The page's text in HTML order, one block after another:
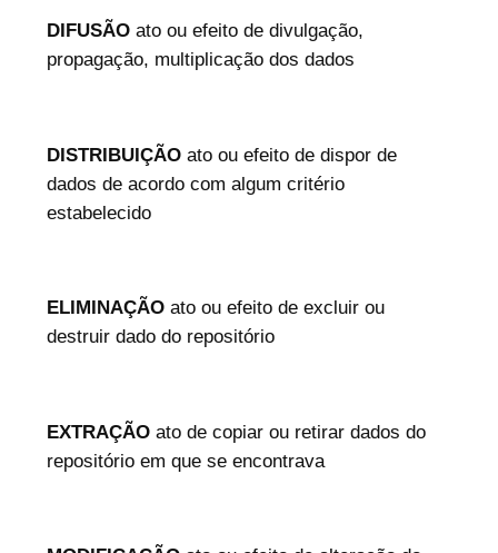
DIFUSÃOato ou efeito de divulgação,
propagação, multiplicação dos dados
DISTRIBUIÇÃOato ou efeito de dispor de
dados de acordo com algum critério
estabelecido
ELIMINAÇÃOato ou efeito de excluir ou
destruir dado do repositório
EXTRAÇÃOato de copiar ou retirar dados do
repositório em que se encontrava